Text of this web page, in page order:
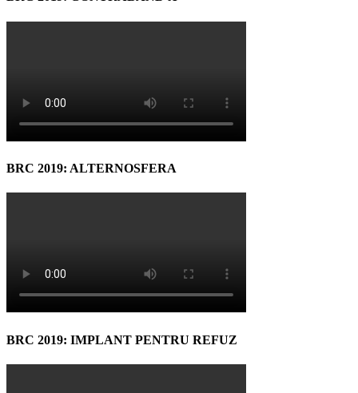
BRC 2019: ALTERNOSFERA
BRC 2019: IMPLANT PENTRU REFUZ